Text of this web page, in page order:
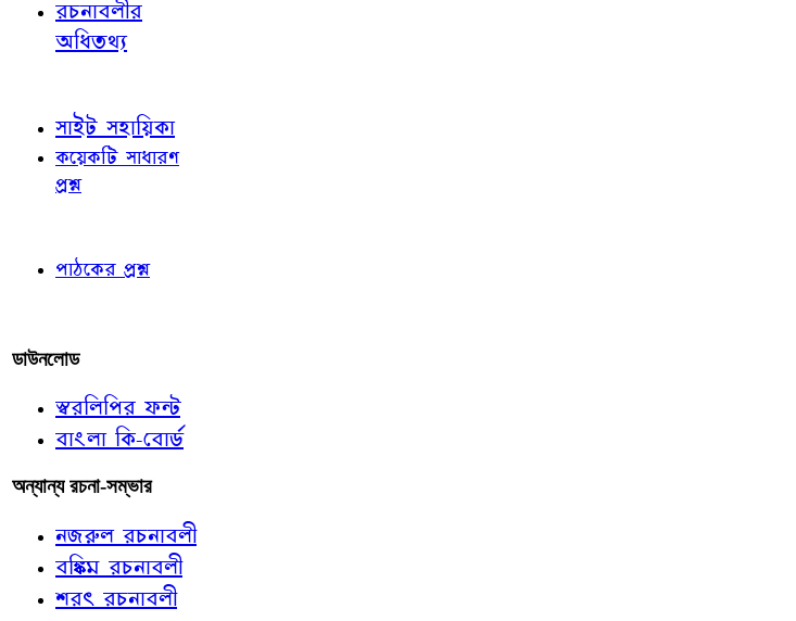
রচনাবলীর
অধিতথ্য
সাইট সহায়িকা
কয়েকটি সাধারণ
প্রশ্ন
পাঠকের প্রশ্ন
ডাউনলোড
স্বরলিপির ফন্ট
বাংলা কি-বোর্ড
অন্যান্য রচনা-সম্ভার
নজরুল রচনাবলী
বঙ্কিম রচনাবলী
শরৎ রচনাবলী